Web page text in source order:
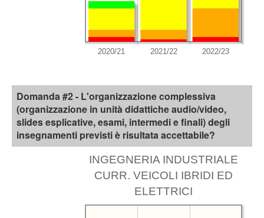
Domanda #2 - L'organizzazione complessiva
(organizzazione in unità didattiche audio/video,
slides esplicative, esami, intermedi e finali) degli
insegnamenti previsti è risultata accettabile?
INGEGNERIA INDUSTRIALE
CURR. VEICOLI IBRIDI ED
ELETTRICI